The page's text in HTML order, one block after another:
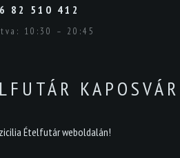
82 510 412
10:30 – 20:45
KAPOSVÁR
Ételfutár weboldalán!